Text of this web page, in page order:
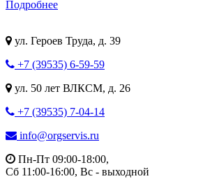
Подробнее
ул. Героев Труда, д. 39
+7 (39535) 6-59-59
ул. 50 лет ВЛКСМ, д. 26
+7 (39535) 7-04-14
info@orgservis.ru
Пн-Пт 09:00-18:00,
Сб 11:00-16:00, Вс - выходной